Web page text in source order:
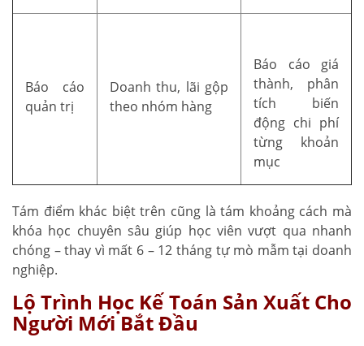
Báo cáo
quản trị
Doanh thu, lãi gộp
theo nhóm hàng
Báo cáo giá
thành, phân
tích biến
động chi phí
từng khoản
mục
Tám điểm khác biệt trên cũng là tám khoảng cách mà
khóa học chuyên sâu giúp học viên vượt qua nhanh
chóng – thay vì mất 6 – 12 tháng tự mò mẫm tại doanh
nghiệp.
Lộ Trình Học Kế Toán Sản Xuất Cho
Người Mới Bắt Đầu